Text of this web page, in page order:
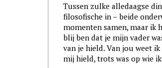
Tussen zulke alledaagse
filosofische in – beide
momenten samen, maar ik
blij ben dat je mijn vader
van je hield. Van jou weet
mij hield, trots was op wie